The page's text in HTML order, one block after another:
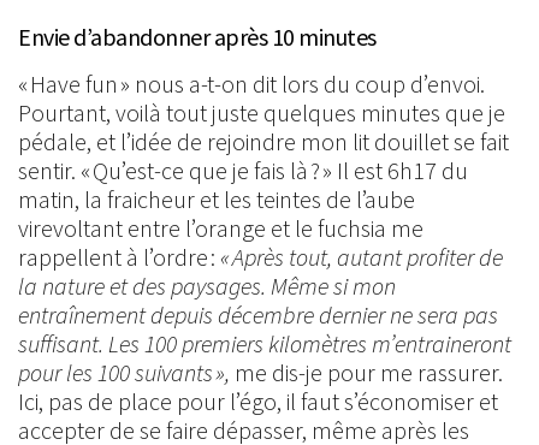
Envie d’abandonner après 10 minutes
« Have fun » nous a-t-on dit lors du coup d’envoi.
Pourtant, voilà tout juste quelques minutes que je
pédale, et l’idée de rejoindre mon lit douillet se fait
sentir. « Qu’est-ce que je fais là ? » Il est 6h17 du
matin, la fraicheur et les teintes de l’aube
virevoltant entre l’orange et le fuchsia me
rappellent à l’ordre : « Après tout, autant profiter de
la nature et des paysages. Même si mon
entraînement depuis décembre dernier ne sera pas
suffisant. Les 100 premiers kilomètres m’entraineront
pour les 100 suivants », me dis-je pour me rassurer.
Ici, pas de place pour l’égo, il faut s’économiser et
accepter de se faire dépasser, même après les